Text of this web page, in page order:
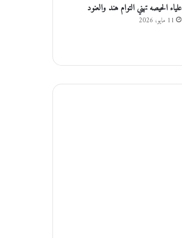
علياء الحيصه تهني التوام هند والعنود
11 مايو، 2026